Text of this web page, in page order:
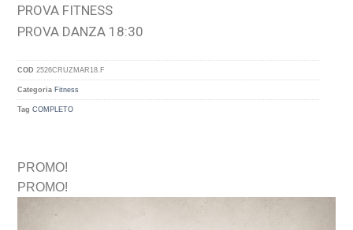
PROVA FITNESS
PROVA DANZA 18:30
COD2526CRUZMAR18.F
Categoria Fitness
Tag COMPLETO
PROMO!
PROMO!